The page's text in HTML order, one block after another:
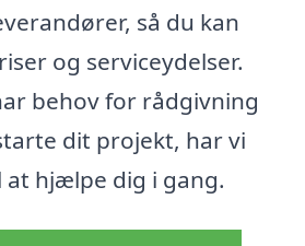
så du kan
og serviceydelser.
behov for rådgivning
dit projekt, har vi
hjælpe dig i gang.